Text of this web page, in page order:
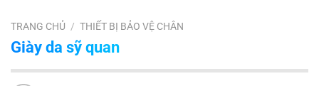
TRANG CHỦ / THIẾT BỊ BẢO VỆ CHÂN
Giày da sỹ quan